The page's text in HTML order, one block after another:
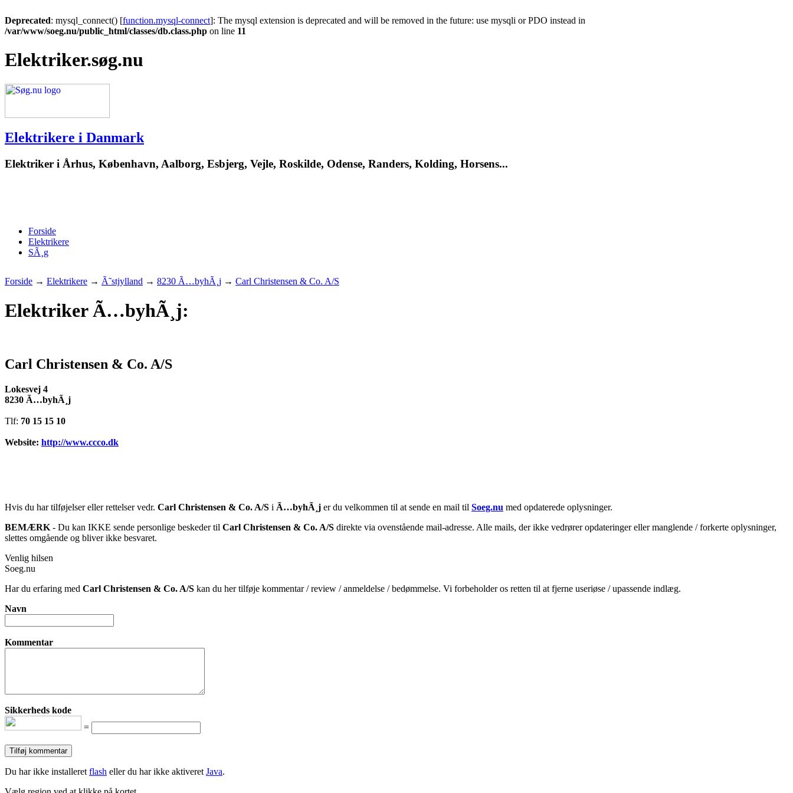
Deprecated: mysql_connect() [function.mysql-connect]: The mysql extension is deprecated and will be removed in the future: use mysqli or PDO instead in
/var/www/soeg.nu/public_html/classes/db.class.php on line 11
Elektriker.søg.nu
Elektrikere i Danmark
Elektriker i Århus, København, Aalborg, Esbjerg, Vejle, Roskilde, Odense, Randers, Kolding, Horsens...
Forside
Elektrikere
SÃ¸g
Forside → Elektrikere → Ã˜stjylland → 8230 Ã…byhÃ¸j → Carl Christensen & Co. A/S
Elektriker Ã…byhÃ¸j:
Carl Christensen & Co. A/S
Lokesvej 4
8230 Ã…byhÃ¸j
Tlf: 70 15 15 10
Website: http://www.ccco.dk
Hvis du har tilføjelser eller rettelser vedr. Carl Christensen & Co. A/S i Ã…byhÃ¸j er du velkommen til at sende en mail til Soeg.nu med opdaterede oplysninger.
BEMÆRK - Du kan IKKE sende personlige beskeder til Carl Christensen & Co. A/S direkte via ovenstående mail-adresse. Alle mails, der ikke vedrører opdateringer eller manglende / forkerte oplysninger,
slettes omgående og bliver ikke besvaret.
Venlig hilsen
Soeg.nu
Har du erfaring med Carl Christensen & Co. A/S kan du her tilføje kommentar / review / anmeldelse / bedømmelse. Vi forbeholder os retten til at fjerne useriøse / upassende indlæg.
Navn
Kommentar
Sikkerheds kode
=
Du har ikke installeret flash eller du har ikke aktiveret Java.